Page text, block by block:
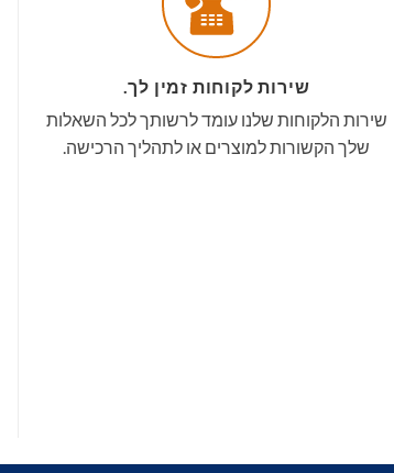
שירות לקוחות זמין לך.
שירות הלקוחות שלנו עומד לרשותך לכל השאלות
שלך הקשורות למוצרים או לתהליך הרכישה.